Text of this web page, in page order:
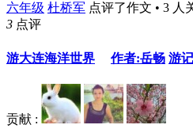
六年级 杜桥军 点评了作文 • 3 人
3 点评
游大连海洋世界 作者:岳畅 游记
贡献 :